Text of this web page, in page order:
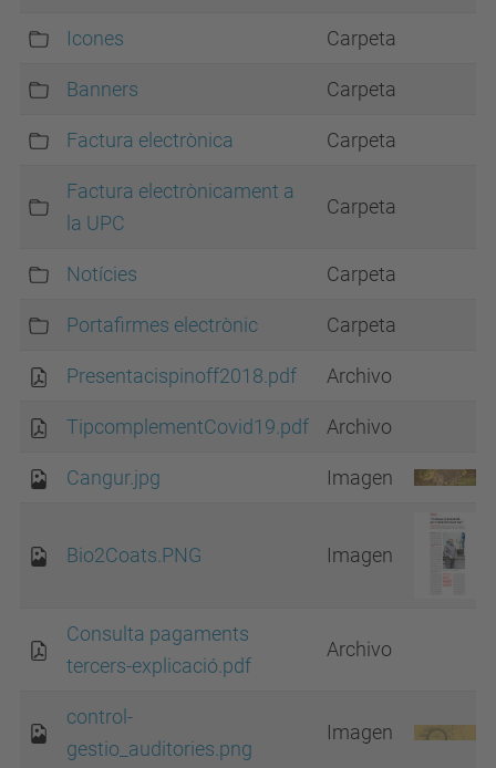
Icones Carpeta
Banners Carpeta
Factura electrònica Carpeta
Factura electrònicament a
la UPC
Carpeta
Notícies Carpeta
Portafirmes electrònic Carpeta
Presentacispinoff2018.pdf Archivo
TipcomplementCovid19.pdf Archivo
Cangur.jpg Imagen
Bio2Coats.PNG Imagen
Consulta pagaments
tercers-explicació.pdf
Archivo
control-
gestio_auditories.png
Imagen